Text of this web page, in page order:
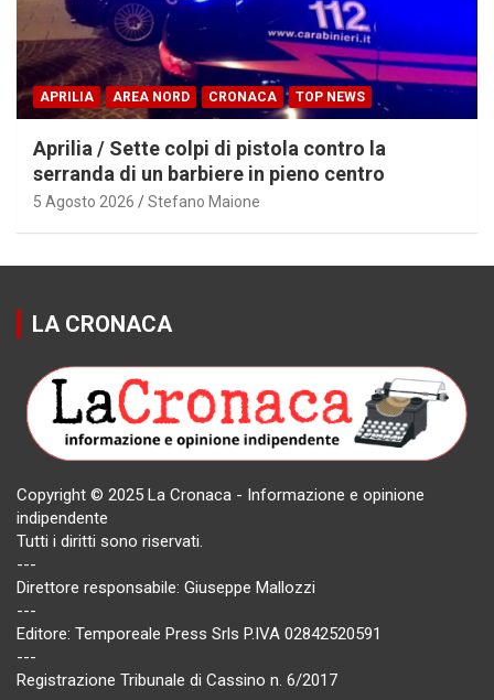
APRILIA AREA NORD CRONACA TOP NEWS
Aprilia / Sette colpi di pistola contro la
serranda di un barbiere in pieno centro
5 Agosto 2026 Stefano Maione
LA CRONACA
Copyright © 2025 La Cronaca - Informazione e opinione
indipendente
Tutti i diritti sono riservati.
---
Direttore responsabile: Giuseppe Mallozzi
---
Editore: Temporeale Press Srls P.IVA 02842520591
---
Registrazione Tribunale di Cassino n. 6/2017